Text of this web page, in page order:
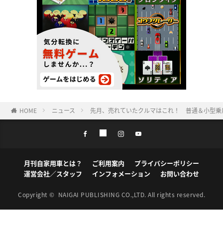
HOME ニュース 先月、売れていたクルマはこれ！ 普通＆小型
月刊自家用車とは？ ご利用案内
プライバシーポリシー
運営会社／スタッフ
インフォメーション お問い合わせ
Copyright © NAIGAI PUBLISHING CO.,LTD. All rights reserved.